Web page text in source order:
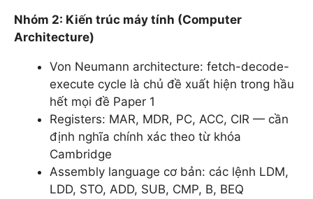
Nhóm 2: Kiến trúc máy tính (Computer
Architecture)
Von Neumann architecture: fetch-decode-
execute cycle là chủ đề xuất hiện trong hầu
hết mọi đề Paper 1
Registers: MAR, MDR, PC, ACC, CIR — cần
định nghĩa chính xác theo từ khóa
Cambridge
Assembly language cơ bản: các lệnh LDM,
LDD, STO, ADD, SUB, CMP, B, BEQ